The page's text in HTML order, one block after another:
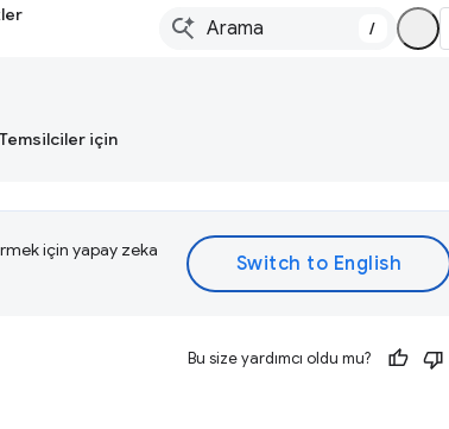
/
Temsilciler için
için yapay zeka
Bu size yardımcı oldu mu?